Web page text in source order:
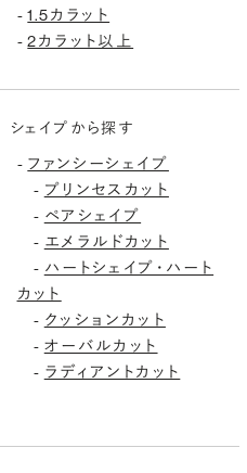
-1.5カラット
-2カラット以上
シェイプから探す
- ファンシーシェイプ
- プリンセスカット
- ペアシェイプ
- エメラルドカット
- ハートシェイプ・ハート
カット
- クッションカット
- オーバルカット
- ラディアントカット